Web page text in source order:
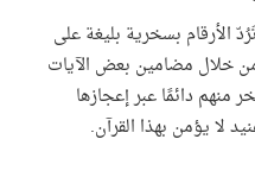
بسخرية بليغة على
من خلال مضامين بعض الآيات
منهم دائمًا عبر إعجازها
لا يؤمن بهذا القرآن.